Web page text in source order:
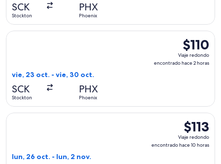
SCK
Stockton
PHX
Phoenix
$110
Viaje
redondo,
$110
Viaje redondo
encontrado hace 2 horas
vie, 23 oct. - vie, 30 oct.
SCK
Stockton
PHX
Phoenix
Seleccionar vuelo de Allegiant Air, con salida el vie, 23
$113
Viaje
redondo,
$113
Viaje redondo
encontrado hace 10 horas
lun, 26 oct. - lun, 2 nov.
Seleccionar vuelo de Allegiant Air, con salida el lun, 26 oct.